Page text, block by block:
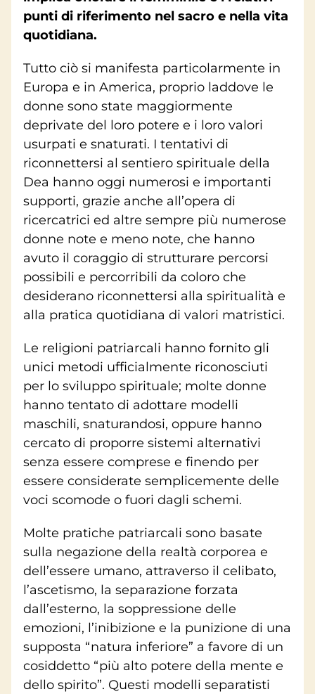
punti di riferimento nel sacro e nella vita
quotidiana.
Tutto ciò si manifesta particolarmente in
Europa e in America, proprio laddove le
donne sono state maggiormente
deprivate del loro potere e i loro valori
usurpati e snaturati. I tentativi di
riconnettersi al sentiero spirituale della
Dea hanno oggi numerosi e importanti
supporti, grazie anche all’opera di
ricercatrici ed altre sempre più numerose
donne note e meno note, che hanno
avuto il coraggio di strutturare percorsi
possibili e percorribili da coloro che
desiderano riconnettersi alla spiritualità e
alla pratica quotidiana di valori matristici.
Le religioni patriarcali hanno fornito gli
unici metodi ufficialmente riconosciuti
per lo sviluppo spirituale; molte donne
hanno tentato di adottare modelli
maschili, snaturandosi, oppure hanno
cercato di proporre sistemi alternativi
senza essere comprese e finendo per
essere considerate semplicemente delle
voci scomode o fuori dagli schemi.
Molte pratiche patriarcali sono basate
sulla negazione della realtà corporea e
dell’essere umano, attraverso il celibato,
l’ascetismo, la separazione forzata
dall’esterno, la soppressione delle
emozioni, l’inibizione e la punizione di una
supposta “natura inferiore” a favore di un
cosiddetto “più alto potere della mente e
dello spirito”. Questi modelli separatisti